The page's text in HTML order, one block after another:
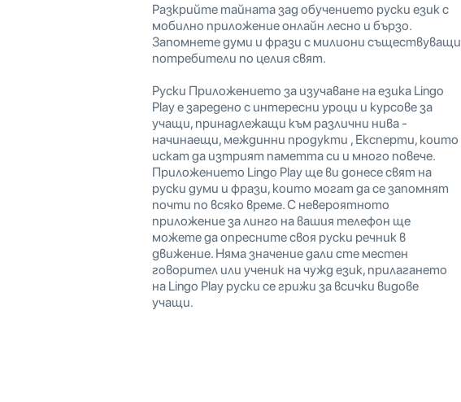
Разкрийте тайната зад обучението руски език с
мобилно приложение онлайн лесно и бързо.
Запомнете думи и фрази с милиони съществуващи
потребители по целия свят.
Руски Приложението за изучаване на езика Lingo
Play е заредено с интересни уроци и курсове за
учащи, принадлежащи към различни нива -
начинаещи, междинни продукти , Експерти, които
искат да изтрият паметта си и много повече.
Приложението Lingo Play ще ви донесе свят на
руски думи и фрази, които могат да се запомнят
почти по всяко време. С невероятното
приложение за линго на вашия телефон ще
можете да опресните своя руски речник в
движение. Няма значение дали сте местен
говорител или ученик на чужд език, прилагането
на Lingo Play руски се грижи за всички видове
учащи.